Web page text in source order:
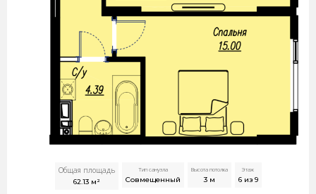
Общая площадь
62.13м²
Тип санузла
Совмещенный
Высота потолка
3м
Этаж
6 из 9